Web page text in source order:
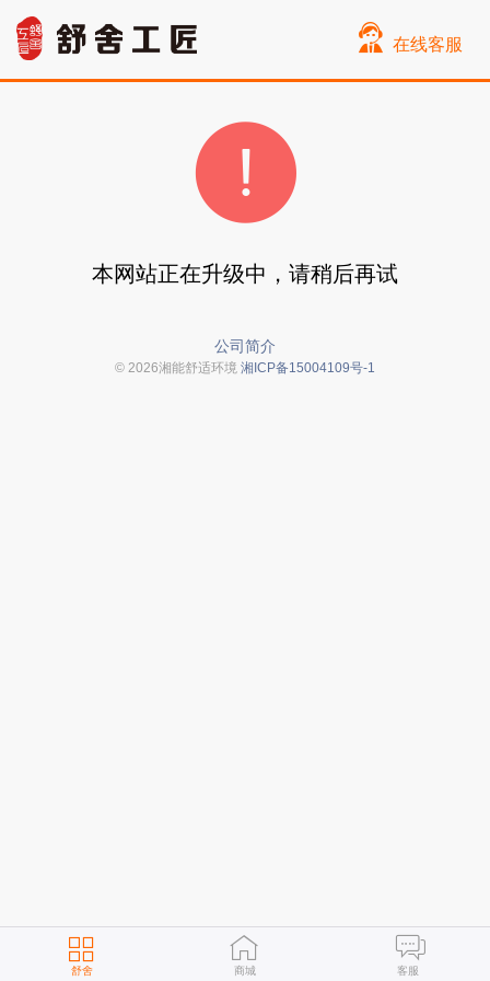
舒舍 商城 客服
在线客服
本网站正在升级中，请稍后再试
公司简介
© 2026湘能舒适环境 湘ICP备15004109号-1